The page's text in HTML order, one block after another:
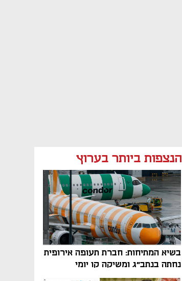
הנצפות ביותר בערוץ
בשיא המתיחות: חברת תעופה אירופית
נחתה בנתב"ג ומשיקה קו יומי